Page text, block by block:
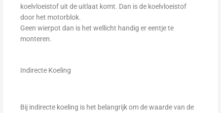
koelvloeistof uit de uitlaat komt. Dan is de koelvloeistof
door het motorblok.
Geen wierpot dan is het wellicht handig er eentje te
monteren.
Indirecte Koeling
Bij indirecte koeling is het belangrijk om de waarde van de